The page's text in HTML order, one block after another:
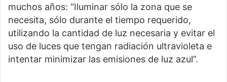
muchos años: “Iluminar sólo la zona que se
necesita, sólo durante el tiempo requerido,
utilizando la cantidad de luz necesaria y evitar el
uso de luces que tengan radiación ultravioleta e
intentar minimizar las emisiones de luz azul”.